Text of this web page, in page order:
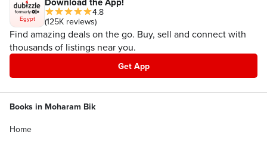
Egypt
4.8
(125K reviews)
Find amazing deals on the go. Buy, sell and connect with
thousands of listings near you.
Get App
Books in Moharam Bik
Home